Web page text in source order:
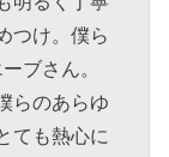
つけ。僕ら
ブさん。
らのあらゆ
ても熱心に